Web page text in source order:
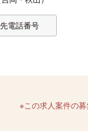
電話番号
※この求人案件の